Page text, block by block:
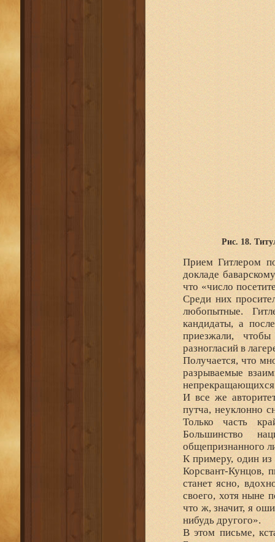
Рис. 18.
Прием Гитлером
докладе
что «число
Среди них
любопытные.
кандидаты, а
приезжали,
разногласий в
Получается, что
разрываемые
непрекращающихся
И все же
путча, неуклонно
Только часть
Большинство
общепризнанного
К примеру, один из
Корсвант-Кунцов,
станет ясно,
своего, хотя ныне
что ж, значит, я
нибудь другого».
В этом письме,